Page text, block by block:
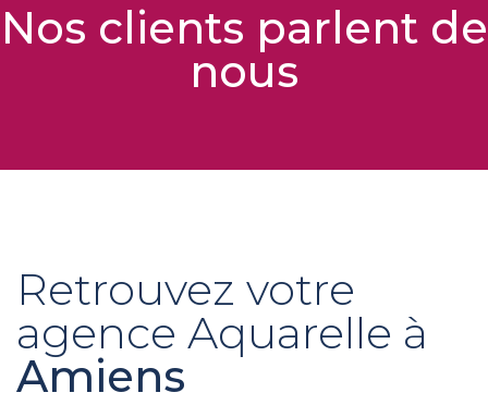
Nos clients parlent de
nous
Retrouvez votre
agence Aquarelle à
Amiens